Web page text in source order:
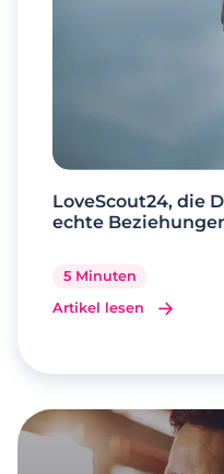
LoveScout24, die
echte
5 Minuten
Artikel lesen